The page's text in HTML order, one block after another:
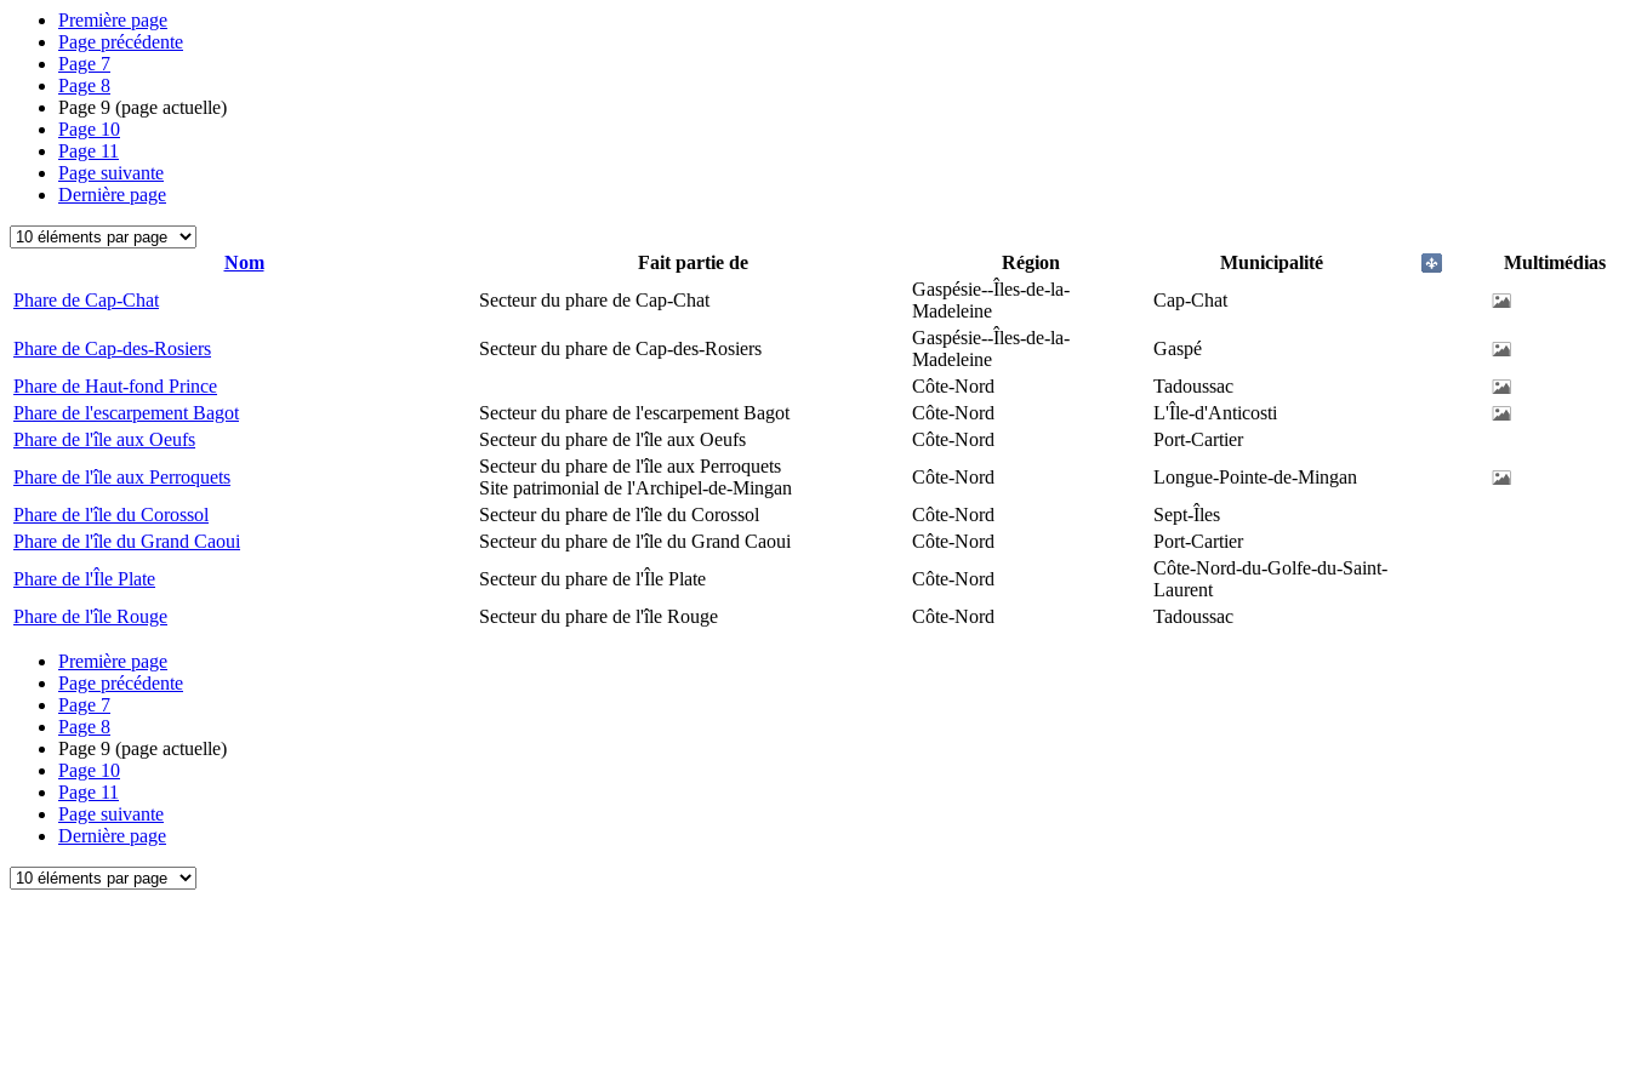
Première page
Page précédente
Page 7
Page 8
Page 9 (page actuelle)
Page 10
Page 11
Page suivante
Dernière page
Nom Fait partie de Région Municipalité
Multimédias
Phare de Cap-Chat
Secteur du phare de Cap-Chat
Gaspésie--Îles-de-la-
Madeleine
Cap-Chat
Phare de Cap-des-Rosiers Secteur du phare de Cap-des-Rosiers
Gaspésie--Îles-de-la-
Madeleine
Gaspé
Phare de Haut-fond Prince
Côte-Nord
Tadoussac
Phare de l'escarpement Bagot
Secteur du phare de l'escarpement Bagot Côte-Nord
L'Île-d'Anticosti
Phare de l'île aux Oeufs
Secteur du phare de l'île aux Oeufs Côte-Nord
Port-Cartier
Phare de l'île aux Perroquets
Secteur du phare de l'île aux Perroquets
Site patrimonial de l'Archipel-de-Mingan
Côte-Nord
Longue-Pointe-de-Mingan
Phare de l'île du Corossol
Secteur du phare de l'île du Corossol Côte-Nord
Sept-Îles
Phare de l'île du Grand Caoui
Secteur du phare de l'île du Grand Caoui Côte-Nord
Port-Cartier
Phare de l'Île Plate
Secteur du phare de l'Île Plate Côte-Nord
Côte-Nord-du-Golfe-du-Saint-
Laurent
Phare de l'île Rouge
Secteur du phare de l'île Rouge Côte-Nord Tadoussac
Première page
Page précédente
Page 7
Page 8
Page 9 (page actuelle)
Page 10
Page 11
Page suivante
Dernière page